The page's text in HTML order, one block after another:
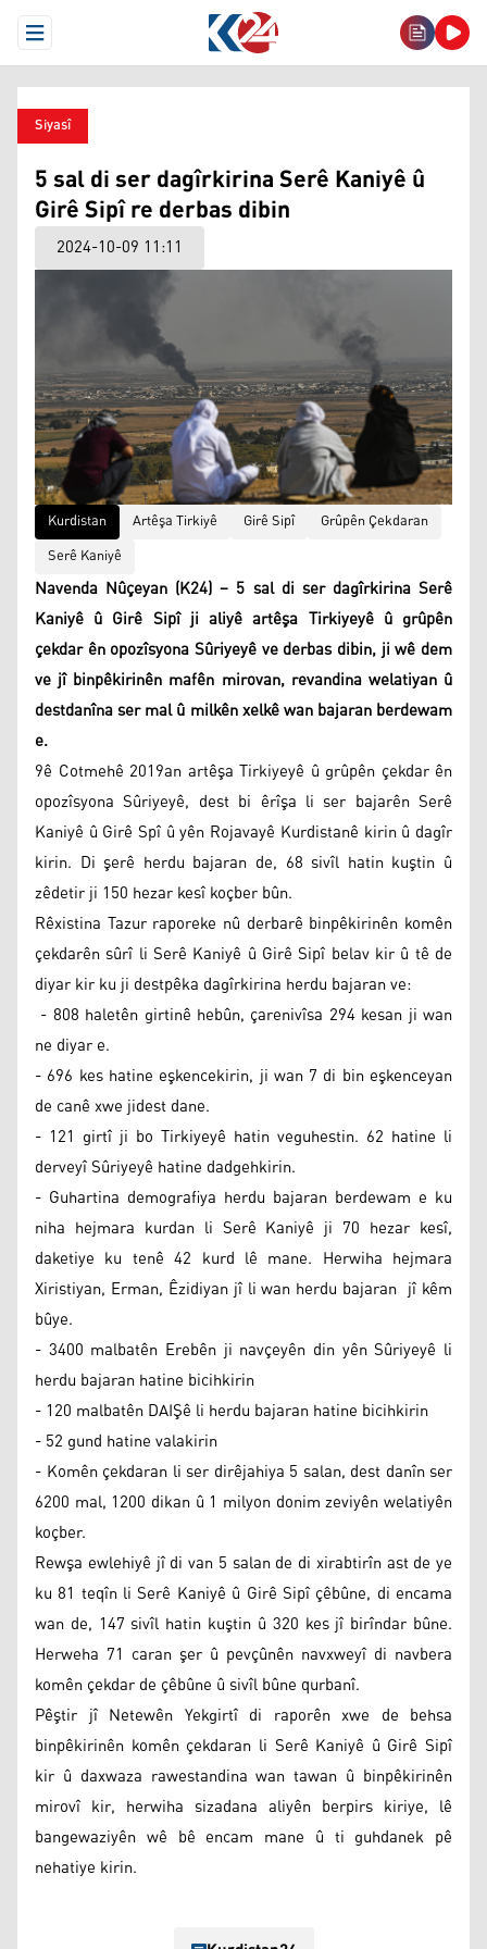
Open Menu
Siyasî
5 sal di ser dagîrkirina Serê Kaniyê û
Girê Sipî re derbas dibin
2024-10-09 11:11
Kurdistan Artêşa Tirkiyê Girê Sipî
Grûpên Çekdaran
Serê Kaniyê
Navenda Nûçeyan (K24) – 5 sal di ser dagîrkirina Serê
Kaniyê û Girê Sipî ji aliyê artêşa Tirkiyeyê û grûpên
çekdar ên opozîsyona Sûriyeyê ve derbas dibin, ji wê dem
ve jî binpêkirinên mafên mirovan, revandina welatiyan û
destdanîna ser mal û milkên xelkê wan bajaran berdewam
e.
9ê Cotmehê 2019an artêşa Tirkiyeyê û grûpên çekdar ên
opozîsyona Sûriyeyê, dest bi êrîşa li ser bajarên Serê
Kaniyê û Girê Spî û yên Rojavayê Kurdistanê kirin û dagîr
kirin. Di şerê herdu bajaran de, 68 sivîl hatin kuştin û
zêdetir ji 150 hezar kesî koçber bûn.
Rêxistina Tazur raporeke nû derbarê binpêkirinên komên
çekdarên sûrî li Serê Kaniyê û Girê Sipî belav kir û tê de
diyar kir ku ji destpêka dagîrkirina herdu bajaran ve:
- 808 haletên girtinê hebûn, çarenivîsa 294 kesan ji wan
ne diyar e.
- 696 kes hatine eşkencekirin, ji wan 7 di bin eşkenceyan
de canê xwe jidest dane.
- 121 girtî ji bo Tirkiyeyê hatin veguhestin. 62 hatine li
derveyî Sûriyeyê hatine dadgehkirin.
- Guhartina demografiya herdu bajaran berdewam e ku
niha hejmara kurdan li Serê Kaniyê ji 70 hezar kesî,
daketiye ku tenê 42 kurd lê mane. Herwiha hejmara
Xiristiyan, Erman, Êzidiyan jî li wan herdu bajaran jî kêm
bûye.
- 3400 malbatên Erebên ji navçeyên din yên Sûriyeyê li
herdu bajaran hatine bicihkirin
- 120 malbatên DAIŞê li herdu bajaran hatine bicihkirin
- 52 gund hatine valakirin
- Komên çekdaran li ser dirêjahiya 5 salan, dest danîn ser
6200 mal, 1200 dikan û 1 milyon donim zeviyên welatiyên
koçber.
Rewşa ewlehiyê jî di van 5 salan de di xirabtirîn ast de ye
ku 81 teqîn li Serê Kaniyê û Girê Sipî çêbûne, di encama
wan de, 147 sivîl hatin kuştin û 320 kes jî birîndar bûne.
Herweha 71 caran şer û pevçûnên navxweyî di navbera
komên çekdar de çêbûne û sivîl bûne qurbanî.
Pêştir jî Netewên Yekgirtî di raporên xwe de behsa
binpêkirinên komên çekdaran li Serê Kaniyê û Girê Sipî
kir û daxwaza rawestandina wan tawan û binpêkirinên
mirovî kir, herwiha sizadana aliyên berpirs kiriye, lê
bangewaziyên wê bê encam mane û ti guhdanek pê
nehatiye kirin.